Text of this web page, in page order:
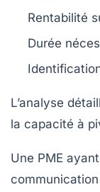
Rentabilité
Durée
L’analyse
la capacité à
Une PME